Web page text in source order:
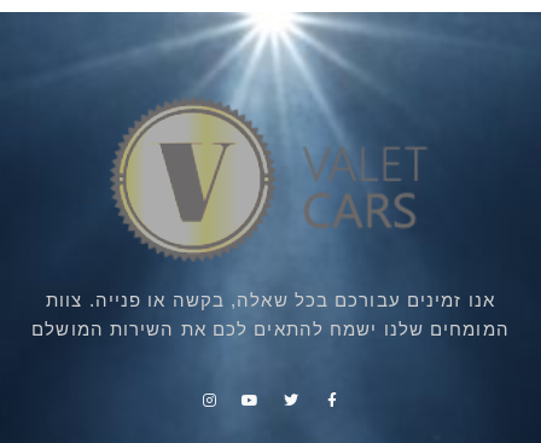
אנו זמינים עבורכם בכל שאלה, בקשה או פנייה. צוות
המומחים שלנו ישמח להתאים לכם את השירות המושלם